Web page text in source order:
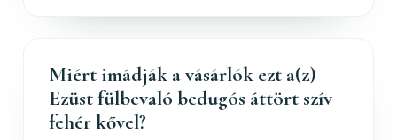
Miért imádják a vásárlók ezt a(z)
Ezüst fülbevaló bedugós áttört szív
fehér kővel?